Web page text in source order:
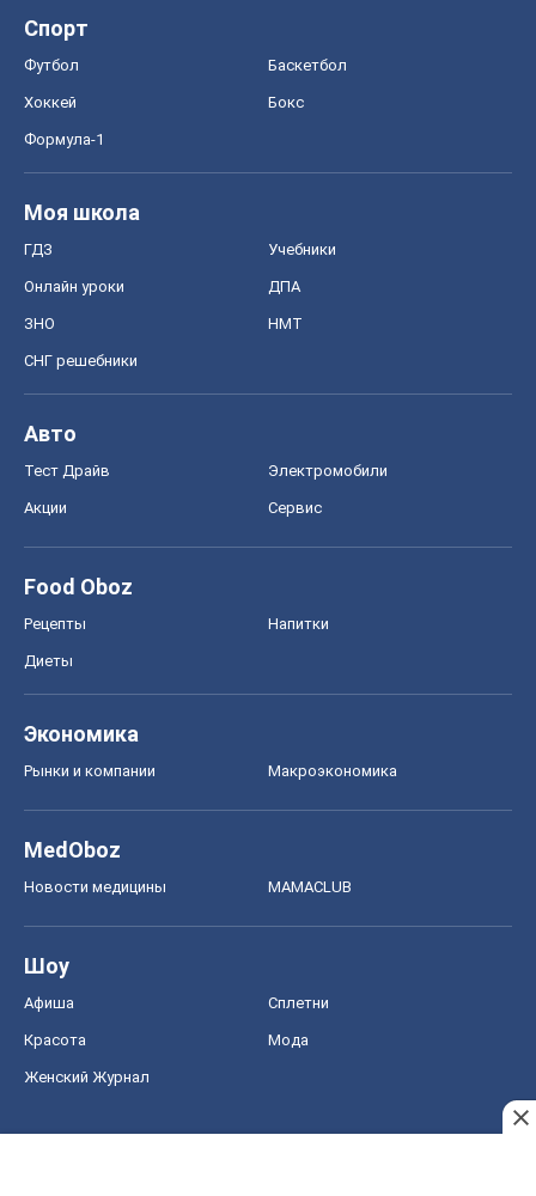
Спорт
Футбол Баскетбол
Хоккей Бокс
Формула-1
Моя школа
ГДЗ Учебники
Онлайн уроки ДПА
ЗНО НМТ
СНГ решебники
Авто
Тест Драйв Электромобили
Акции Сервис
Food Oboz
Рецепты Напитки
Диеты
Экономика
Рынки и компании Mакроэкономика
MedOboz
Новости медицины MAMACLUB
Шоу
Афиша Сплетни
Красота Мода
Женский Журнал